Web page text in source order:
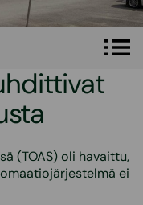
(TOAS) oli havaittu,
ei